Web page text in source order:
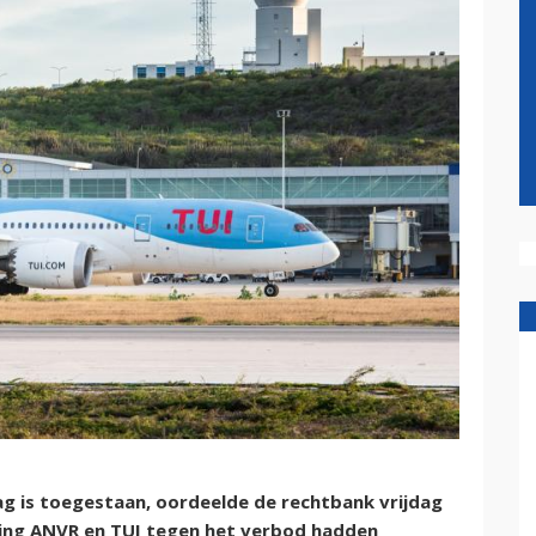
is toegestaan, oordeelde de rechtbank vrijdag
ANVR en TUI tegen het verbod hadden